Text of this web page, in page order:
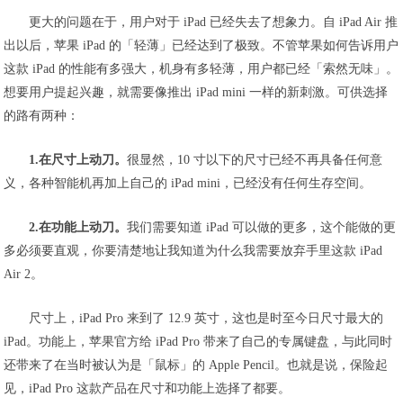
更大的问题在于，用户对于 iPad 已经失去了想象力。自 iPad Air 推
出以后，苹果 iPad 的「轻薄」已经达到了极致。不管苹果如何告诉用户
这款 iPad 的性能有多强大，机身有多轻薄，用户都已经「索然无味」。
想要用户提起兴趣，就需要像推出 iPad mini 一样的新刺激。可供选择
的路有两种：
1.在尺寸上动刀。很显然，10 寸以下的尺寸已经不再具备任何意
义，各种智能机再加上自己的 iPad mini，已经没有任何生存空间。
2.在功能上动刀。我们需要知道 iPad 可以做的更多，这个能做的更
多必须要直观，你要清楚地让我知道为什么我需要放弃手里这款 iPad
Air 2。
尺寸上，iPad Pro 来到了 12.9 英寸，这也是时至今日尺寸最大的
iPad。功能上，苹果官方给 iPad Pro 带来了自己的专属键盘，与此同时
还带来了在当时被认为是「鼠标」的 Apple Pencil。也就是说，保险起
见，iPad Pro 这款产品在尺寸和功能上选择了都要。